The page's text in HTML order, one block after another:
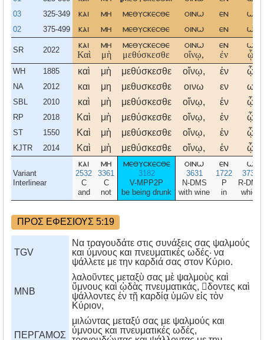
03 325-349 και μη μεθυσκεσθε οινω εν ω
02 375-499 και μη μεθυσκεσθε οινω εν ω
SR 2022
και
Καὶ
μη
μὴ
μεθυσκεσθε
μεθύσκεσθε
οινω
οἴνῳ,
εν
ἐν
ω
ᾧ
WH 1885 καὶ μὴ μεθύσκεσθε οἴνῳ, ἐν ᾧ
NA 2012 και μη μεθυσκεσθε οινω εν ω
SBL 2010 καὶ μὴ μεθύσκεσθε οἴνῳ, ἐν ᾧ
RP 2018 Καὶ μὴ μεθύσκεσθε οἴνῳ, ἐν ᾧ
ST 1550 Καὶ μὴ μεθύσκεσθε οἴνῳ, ἐν ᾧ
KJTR 2014 Καὶ μὴ μεθύσκεσθε οἴνῳ, ἐν ᾧ
Variant
Interlinear
και
2532
C
and
μη
3361
C
not
μεθυσκεσθε
3182
V-MPP2P
be being drunk
οινω
3631
N-DMS
with wine
εν
1722
P
in
ω
3739
R-DMS
which
ΠΡΟΣ ΕΦΕΣΙΟΥΣ 5:19
TGV
Να τραγουδάτε στις συνάξεις σας ψαλμούς
και ύμνους και πνευματικές ωδές· να
ψάλλετε με την καρδιά σας στον Κύριο.
MNB
λαλοῦντες μεταξὺ σας μὲ ψαλμοὺς καὶ
ὕμνους καὶ ᾠδὰς πνευματικάς, δοντες καὶ
ψάλλοντες ἐν τῇ καρδίᾳ ὑμῶν εἰς τὸν
Κύριον,
ΠΕΡΓΑΜΟΣ
μιλώντας μεταξύ σας με ψαλμούς και
ύμνους και πνευματικές ωδές,